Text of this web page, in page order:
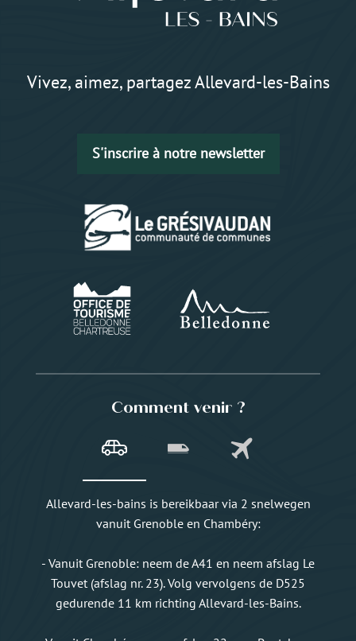
Vivez, aimez, partagez Allevard-les-Bains
S'inscrire à notre newsletter
Comment venir ?
Allevard-les-bains is bereikbaar via 2 snelwegen
vanuit Grenoble en Chambéry:
- Vanuit Grenoble: neem de A41 en neem afslag Le
Touvet (afslag nr. 23). Volg vervolgens de D525
gedurende 11 km richting Allevard-les-Bains.